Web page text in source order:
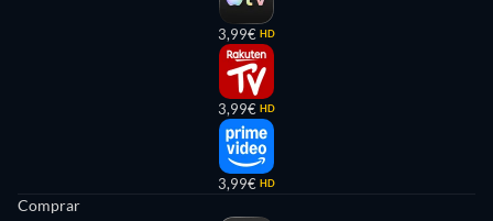
3,99€ HD
3,99€ HD
3,99€ HD
Comprar